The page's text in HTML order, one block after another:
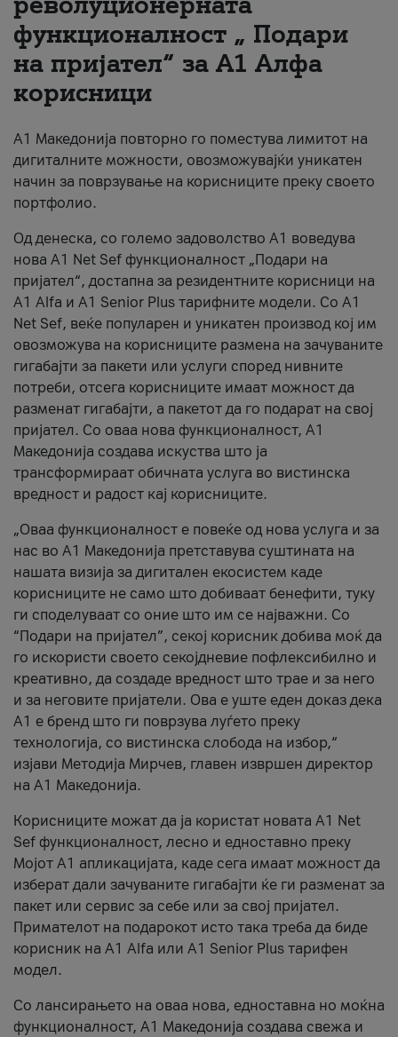
За нас
#ПодобарОнлајн
функционалност „ Подари
на пријател“ за А1 Алфа
корисници
А1 Македонија повторно го поместува лимитот на
дигиталните можности, овозможувајќи уникатен
начин за поврзување на корисниците преку своето
портфолио.
Од денеска, со големо задоволство А1 воведува
нова A1 Net Sef функционалност „Подари на
пријател“, достапна за резидентните корисници на
А1 Alfa и A1 Senior Plus тарифните модели. Со A1
Net Sef, веќе популарен и уникатен производ кој им
овозможува на корисниците размена на зачуваните
гигабајти за пакети или услуги според нивните
потреби, отсега корисниците имаат можност да
разменат гигабајти, а пакетот да го подарат на свој
пријател. Со оваа нова функционалност, А1
Македонија создава искуства што ја
трансформираат обичната услуга во вистинска
вредност и радост кај корисниците.
„Оваа функционалност е повеќе од нова услуга и за
нас во А1 Македонија претставува суштината на
нашата визија за дигитален екосистем каде
корисниците не само што добиваат бенефити, туку
ги споделуваат со оние што им се најважни. Со
“Подари на пријател”, секој корисник добива моќ да
го искористи своето секојдневие пофлексибилно и
креативно, да создаде вредност што трае и за него
и за неговите пријатели. Ова е уште еден доказ дека
А1 е бренд што ги поврзува луѓето преку
технологија, со вистинска слобода на избор,“
изјави Методија Мирчев, главен извршен директор
на А1 Македонија.
Корисниците можат да ја користат новата А1 Net
Sef функционалност, лесно и едноставно преку
Мојот А1 апликацијата, каде сега имаат можност да
изберат дали зачуваните гигабајти ќе ги разменат за
пакет или сервис за себе или за свој пријател.
Примателот на подарокот исто така треба да биде
корисник на А1 Alfa или A1 Senior Plus тарифен
модел.
Со лансирањето на оваа нова, едноставна но моќна
функционалност, А1 Македонија создава свежа и